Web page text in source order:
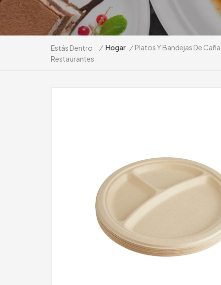
Estás Dentro : / Hogar / Platos Y Bandejas De
Restaurantes